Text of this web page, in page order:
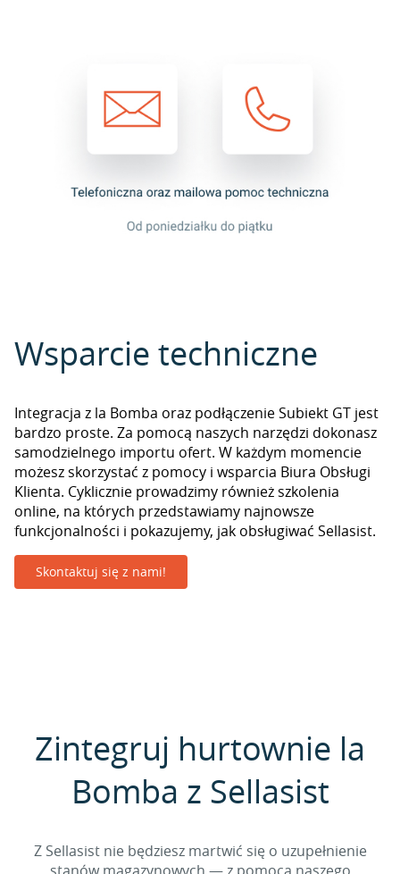
Wsparcie techniczne
Integracja z la Bomba oraz podłączenie Subiekt GT jest
bardzo proste. Za pomocą naszych narzędzi dokonasz
samodzielnego importu ofert. W każdym momencie
możesz skorzystać z pomocy i wsparcia Biura Obsługi
Klienta. Cyklicznie prowadzimy również szkolenia
online, na których przedstawiamy najnowsze
funkcjonalności i pokazujemy, jak obsługiwać Sellasist.
Skontaktuj się z nami!
Zintegruj hurtownie la
Bomba z Sellasist
Z Sellasist nie będziesz martwić się o uzupełnienie